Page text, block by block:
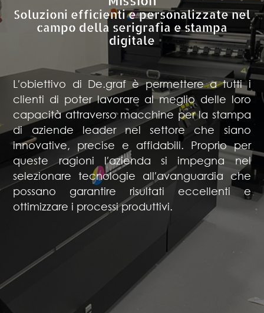
Soluzioni efficienti e personalizzate nel
campo della serigrafia e stampa
digitale
L′obiettivo di De.graf è permettere a tutti i
clienti di poter lavorare al meglio delle loro
capacità attraverso macchine per la stampa
di aziende leader nel settore che siano
innovative, precise e affidabili. Proprio per
queste ragioni l′azienda si impegna nel
selezionare tecnologie all′avanguardia che
possano garantire risultati eccellenti e
ottimizzare i processi produttivi.